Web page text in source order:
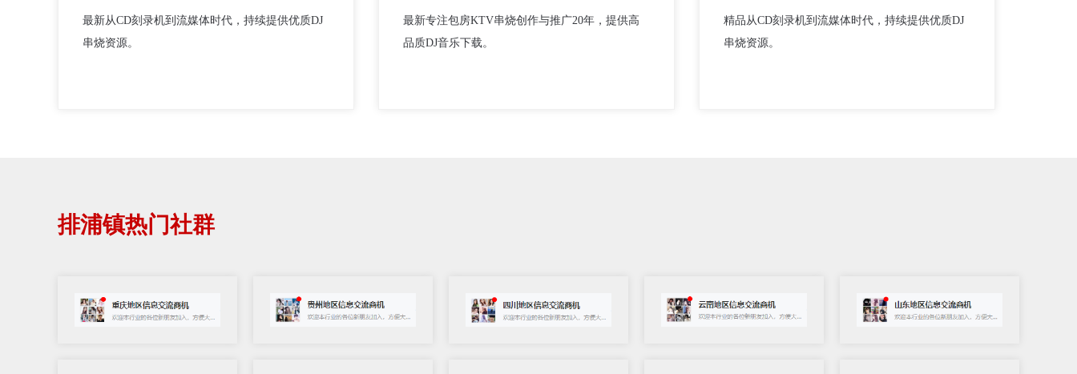
最新从CD刻录机到流媒体时代，持续提供优质DJ
串烧资源。
最新专注包房KTV串烧创作与推广20年，提供高
品质DJ音乐下载。
精品从CD刻录机到流媒体时代，持续提供优质DJ
串烧资源。
排浦镇热门社群